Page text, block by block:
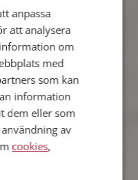
i Skåne län
så kan du matcha
mot Erik eller någon
singlarna. Kanske
handen i handsken?
i Skåne län
anpassa
att analysera
om
med
som kan
information
dem eller som
av
cookies,